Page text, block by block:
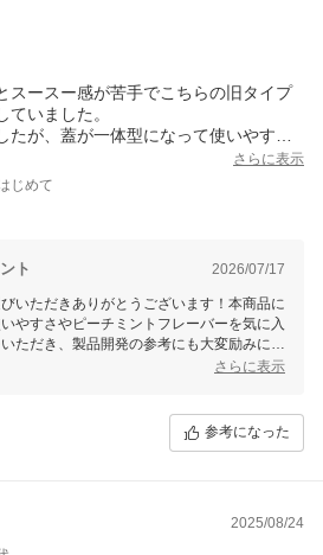
スースー感が苦手でこちらの旧タイプ
いました。
が、蓋が一体型になって使いやすく
さらに表示
じめて
ト 2026/07/17
いただきありがとうございます！本商品に
やすさやピーチミントフレーバーを気に入
ただき、製品開発の参考にも大変励みにな
さらに表示
参考になった
2025/08/24